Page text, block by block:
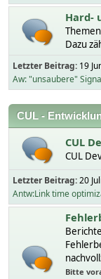
Hard-
Dazu
Letzter Beitrag: 19
Aw: "unsaubere"
CUL -
CUL
CUL
Letzter Beitrag:20
Antw:Link time
Bitte